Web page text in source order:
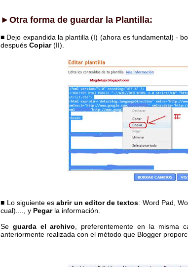
►Otra forma de guardar la Plantilla:
■ Dejo expandida la plantilla (I) (ahora es fundamental) -
después Copiar(II).
■ Lo siguiente esabrir un editor de textos: Word Pad,
cual)...., y Pegarla información.
Se guarda el archivo , preferentemente en la misma
anteriormente realizada con el método que Blogger